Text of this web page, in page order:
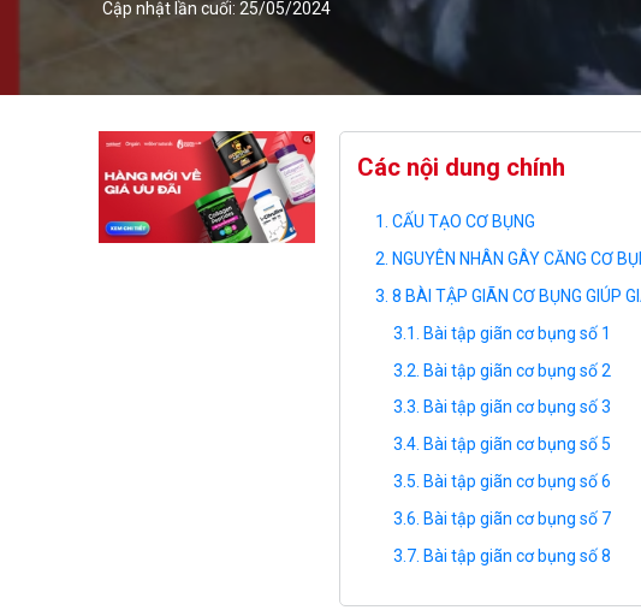
Cập nhật lần cuối: 25/05/2024
Các nội dung chính
CẤU TẠO CƠ BỤNG
NGUYÊN NHÂN GÂY CĂNG CƠ
8 BÀI TẬP GIÃN CƠ BỤNG GIÚP
Bài tập giãn cơ bụng số 1
Bài tập giãn cơ bụng số 2
Bài tập giãn cơ bụng số 3
Bài tập giãn cơ bụng số 5
Bài tập giãn cơ bụng số 6
Bài tập giãn cơ bụng số 7
Bài tập giãn cơ bụng số 8